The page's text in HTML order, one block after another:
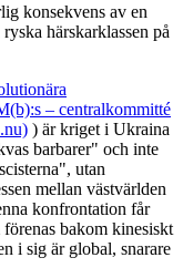
konsekvens av en
härskarklassen på
– centralkommitté
) är kriget i Ukraina
barbarer" och inte
utan
mellan västvärlden
konfrontation får
bakom kinesiskt
i sig är global, snarare